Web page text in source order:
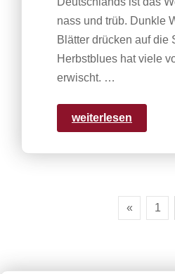
nass und trüb. Dunkle
Blätter drücken auf die
Herbstblues hat viele
erwischt. …
weiterlesen
« 1